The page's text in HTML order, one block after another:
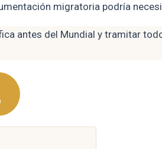
migratoria podría
antes del Mundial y tramitar